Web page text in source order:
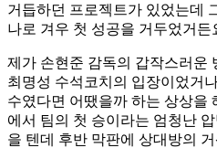
거듭하던 프로젝트가 있었는데
나로 겨우 첫 성공을 거두었거든
제가 손현준 감독의 갑작스러운
최명성 수석코치의 입장이었거
수였다면 어땠을까 하는 상상을
에서 팀의 첫 승이라는 엄청난
을 텐데 후반 막판에 상대방의